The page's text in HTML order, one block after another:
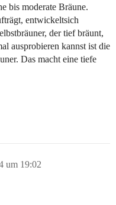
bis moderate Bräune.
entwickeltsich
der tief bräunt,
ausprobieren kannst ist die
Das macht eine tiefe
um 19:02